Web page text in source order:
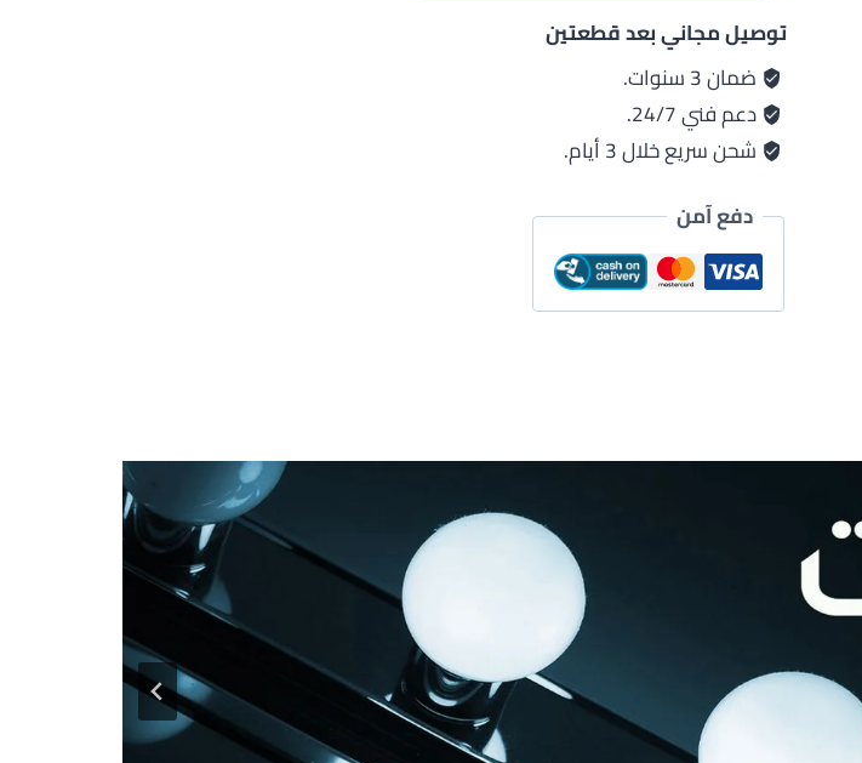
ثنائيTEC-
OQ35
توصيل مجاني بعد قطعتين
ضمان 3 سنوات.
دعم فني 24/7.
شحن سريع خلال 3 أيام.
دفع آمن